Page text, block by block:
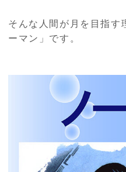
そんな人間が月を目指す
ーマン」です。